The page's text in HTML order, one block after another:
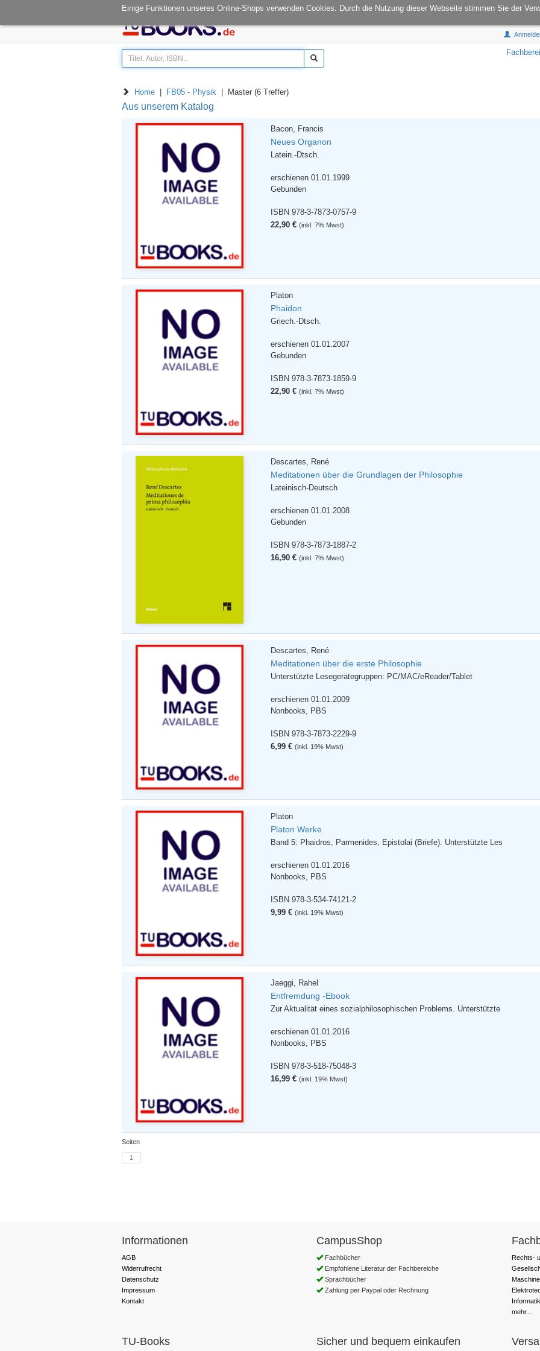
Einige Funktionen unseres Online-Shops verwenden Cookies. Durch die Nutzung dieser Webseite stimmen Sie der
Öffnungszeiten: Mo - Fr 08.00-14.30 onCampus:S1|03 E-Mail:info@tu-books.de
Home FB05 - Physik | Master (6 Treffer)
Aus unserem Katalog
Bacon, Francis
Neues Organon
Latein.-Dtsch.
erschienen 01.01.1999
Gebunden
ISBN 978-3-7873-0757-9
22,90 € (inkl. 7% Mwst)
Platon
Phaidon
Griech.-Dtsch.
erschienen 01.01.2007
Gebunden
ISBN 978-3-7873-1859-9
22,90 € (inkl. 7% Mwst)
Descartes, René
Meditationen über die Grundlagen der Philosophie
Lateinisch-Deutsch
erschienen 01.01.2008
Gebunden
ISBN 978-3-7873-1887-2
16,90 € (inkl. 7% Mwst)
Descartes, René
Meditationen über die erste Philosophie
Unterstützte Lesegerätegruppen: PC/MAC/eReader/Tablet
erschienen 01.01.2009
Nonbooks, PBS
ISBN 978-3-7873-2229-9
6,99 € (inkl. 19% Mwst)
Platon
Platon Werke
Band 5: Phaidros, Parmenides, Epistolai (Briefe). Unterstützte Les
erschienen 01.01.2016
Nonbooks, PBS
ISBN 978-3-534-74121-2
9,99 € (inkl. 19% Mwst)
Jaeggi, Rahel
Entfremdung -Ebook
Zur Aktualität eines sozialphilosophischen Problems. Unterstützte
erschienen 01.01.2016
Nonbooks, PBS
ISBN 978-3-518-75048-3
16,99 € (inkl. 19% Mwst)
Seiten
1
Informationen
AGB
Widerrufrecht
Datenschutz
Impressum
Kontakt
CampusShop
Fachbücher
Empfohlene Literatur der Fachbereiche
Sprachbücher
Zahlung per Paypal oder Rechnung
Rechts-
Informatik
mehr...
TU-Books Sicher und bequem einkaufen